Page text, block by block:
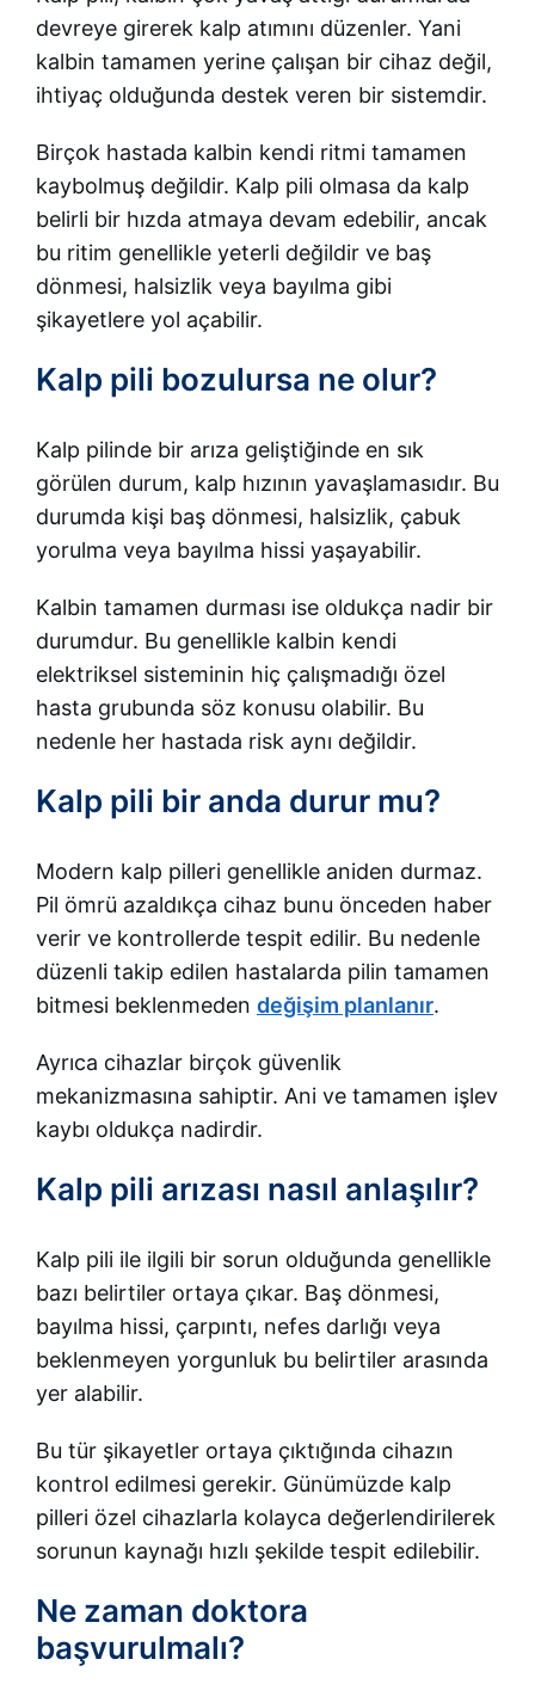
devreye girerek kalp atımını düzenler. Yani
kalbin tamamen yerine çalışan bir cihaz değil,
ihtiyaç olduğunda destek veren bir sistemdir.
Birçok hastada kalbin kendi ritmi tamamen
kaybolmuş değildir. Kalp pili olmasa da kalp
belirli bir hızda atmaya devam edebilir, ancak
bu ritim genellikle yeterli değildir ve baş
dönmesi, halsizlik veya bayılma gibi
şikayetlere yol açabilir.
Kalp pili bozulursa ne olur?
Kalp pilinde bir arıza geliştiğinde en sık
görülen durum, kalp hızının yavaşlamasıdır. Bu
durumda kişi baş dönmesi, halsizlik, çabuk
yorulma veya bayılma hissi yaşayabilir.
Kalbin tamamen durması ise oldukça nadir bir
durumdur. Bu genellikle kalbin kendi
elektriksel sisteminin hiç çalışmadığı özel
hasta grubunda söz konusu olabilir. Bu
nedenle her hastada risk aynı değildir.
Kalp pili bir anda durur mu?
Modern kalp pilleri genellikle aniden durmaz.
Pil ömrü azaldıkça cihaz bunu önceden haber
verir ve kontrollerde tespit edilir. Bu nedenle
düzenli takip edilen hastalarda pilin tamamen
bitmesi beklenmeden değişim planlanır.
Ayrıca cihazlar birçok güvenlik
mekanizmasına sahiptir. Ani ve tamamen işlev
kaybı oldukça nadirdir.
Kalp pili arızası nasıl anlaşılır?
Kalp pili ile ilgili bir sorun olduğunda genellikle
bazı belirtiler ortaya çıkar. Baş dönmesi,
bayılma hissi, çarpıntı, nefes darlığı veya
beklenmeyen yorgunluk bu belirtiler arasında
yer alabilir.
Bu tür şikayetler ortaya çıktığında cihazın
kontrol edilmesi gerekir. Günümüzde kalp
pilleri özel cihazlarla kolayca değerlendirilerek
sorunun kaynağı hızlı şekilde tespit edilebilir.
Ne zaman doktora
başvurulmalı?